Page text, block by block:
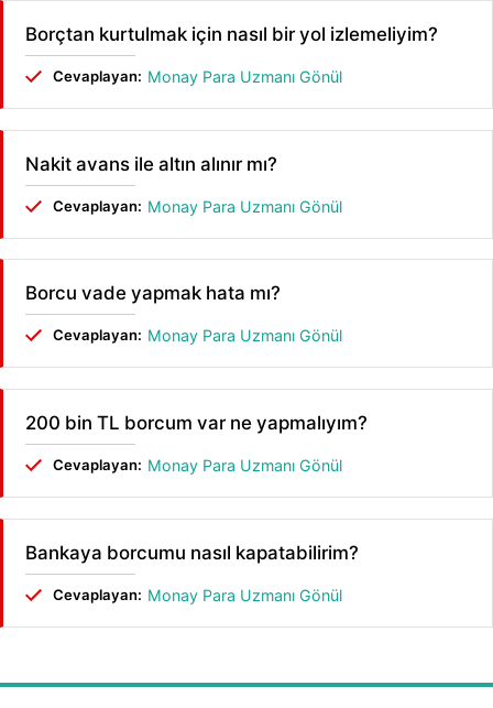
Borçtan kurtulmak için nasıl bir yol izlemeliyim?
Cevaplayan: Monay Para Uzmanı Gönül
Nakit avans ile altın alınır mı?
Cevaplayan: Monay Para Uzmanı Gönül
Borcu vade yapmak hata mı?
Cevaplayan: Monay Para Uzmanı Gönül
200 bin TL borcum var ne yapmalıyım?
Cevaplayan: Monay Para Uzmanı Gönül
Bankaya borcumu nasıl kapatabilirim?
Cevaplayan: Monay Para Uzmanı Gönül